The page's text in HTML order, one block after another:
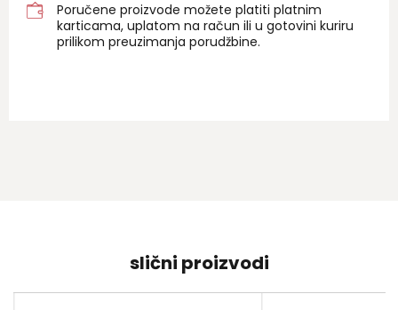
Poručene proizvode možete platiti platnim
karticama, uplatom na račun ili u gotovini kuriru
prilikom preuzimanja porudžbine.
slični proizvodi